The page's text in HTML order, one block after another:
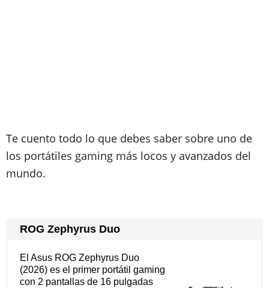
Te cuento todo lo que debes saber sobre uno de
los portátiles gaming más locos y avanzados del
mundo.
ROG Zephyrus Duo
El Asus ROG Zephyrus Duo
(2026) es el primer portátil gaming
con 2 pantallas de 16 pulgadas